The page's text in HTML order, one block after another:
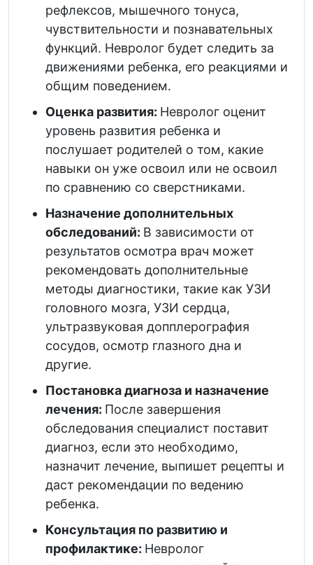
рефлексов, мышечного тонуса,
чувствительности и познавательных
функций. Невролог будет следить за
движениями ребенка, его реакциями и
общим поведением.
Оценка развития: Невролог оценит
уровень развития ребенка и
послушает родителей о том, какие
навыки он уже освоил или не освоил
по сравнению со сверстниками.
Назначение дополнительных
обследований: В зависимости от
результатов осмотра врач может
рекомендовать дополнительные
методы диагностики, такие как УЗИ
головного мозга, УЗИ сердца,
ультразвуковая допплерография
сосудов, осмотр глазного дна и
другие.
Постановка диагноза и назначение
лечения: После завершения
обследования специалист поставит
диагноз, если это необходимо,
назначит лечение, выпишет рецепты и
даст рекомендации по ведению
ребенка.
Консультация по развитию и
профилактике: Невролог